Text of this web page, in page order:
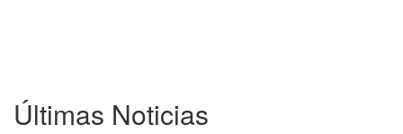
Últimas Noticias